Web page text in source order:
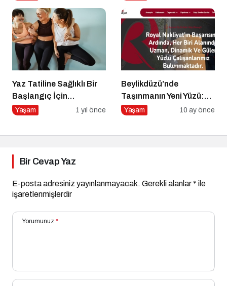
Yaz Tatiline Sağlıklı Bir
Başlangıç İçin
Beslenme
Yaşam 1 yıl önce
Beylikdüzü’nde
Taşınmanın Yeni Yüzü:
Royal Nakliyat ile
Yaşam 10 ay önce
Bir Cevap Yaz
E-posta adresiniz yayınlanmayacak. Gerekli alanlar* ile
işaretlenmişlerdir
Yorumunuz *